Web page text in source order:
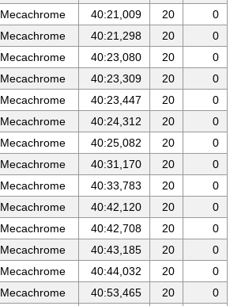
Mecachrome 40:21,009 20
0
Mecachrome 40:21,298 20
0
Mecachrome 40:23,080 20
0
Mecachrome 40:23,309 20
0
Mecachrome 40:23,447 20
0
Mecachrome 40:24,312 20
0
Mecachrome 40:25,082 20
0
Mecachrome 40:31,170 20
0
Mecachrome 40:33,783 20
0
Mecachrome 40:42,120 20
0
Mecachrome 40:42,708 20
0
Mecachrome 40:43,185 20
0
Mecachrome 40:44,032 20
0
Mecachrome 40:53,465 20
0